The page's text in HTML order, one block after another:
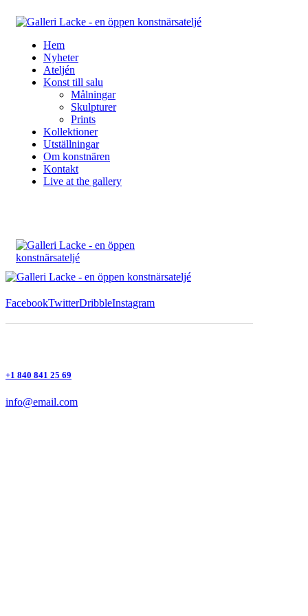
Hem
Nyheter
Ateljén
Konst till salu
Målningar
Skulpturer
Prints
Kollektioner
Utställningar
Om konstnären
Kontakt
Live at the gallery
FacebookTwitterDribbleInstagram
+1 840 841 25 69
info@email.com